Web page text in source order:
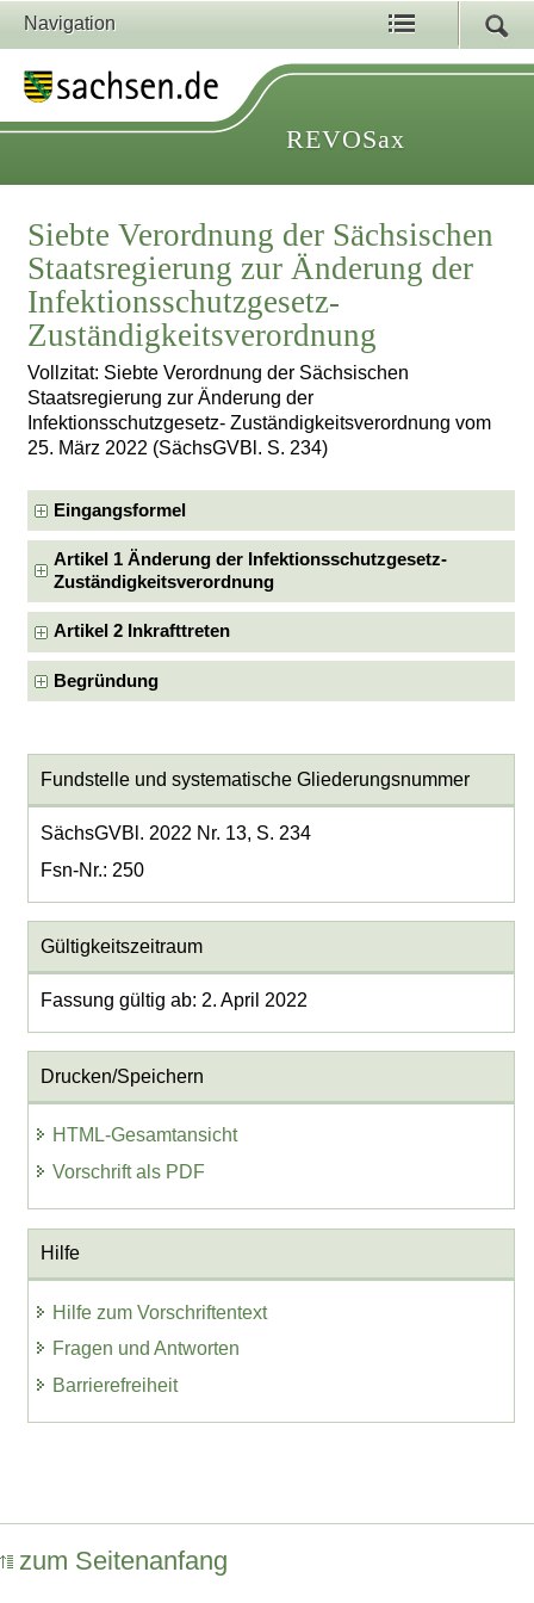
Navigation
REVOSax
Siebte Verordnung der Sächsischen
Staatsregierung zur Änderung der
Infektionsschutzgesetz-
Zuständigkeitsverordnung
Vollzitat: Siebte Verordnung der Sächsischen
Staatsregierung zur Änderung der
Infektionsschutzgesetz- Zuständigkeitsverordnung vom
25. März 2022 (SächsGVBl. S. 234)
Eingangsformel
Artikel 1 Änderung der Infektionsschutzgesetz-
Zuständigkeitsverordnung
Artikel 2 Inkrafttreten
Begründung
Fundstelle und systematische Gliederungsnummer
SächsGVBl. 2022 Nr. 13, S. 234
Fsn-Nr.: 250
Gültigkeitszeitraum
Fassung gültig ab: 2. April 2022
Drucken/Speichern
HTML-Gesamtansicht
Vorschrift als PDF
Hilfe
Hilfe zum Vorschriftentext
Fragen und Antworten
Barrierefreiheit
zum Seitenanfang